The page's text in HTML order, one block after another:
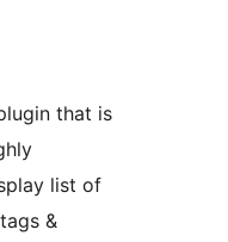
that is
list of
&